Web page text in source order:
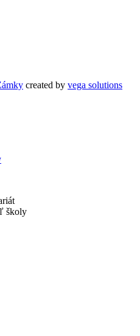
created by vega solutions
školy